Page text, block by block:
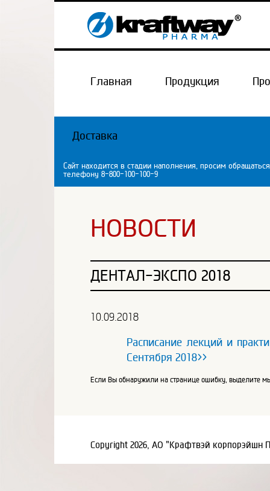
Главная Продукция
Доставка
Сайт находится в стадии наполнения, просим
телефону 8-800-100-100-9
НОВОСТИ
ДЕНТАЛ-ЭКСПО 2018
10.09.2018
Расписание лекций и
Сентября 2018>>
Если Вы обнаружили на странице ошибку, выделите
Copyright 2026, АО "Крафтвэй корпорэйшн